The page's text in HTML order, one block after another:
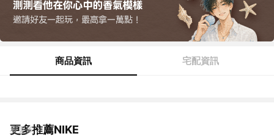
商品資訊 宅配資訊
更多推薦NIKE
看更多